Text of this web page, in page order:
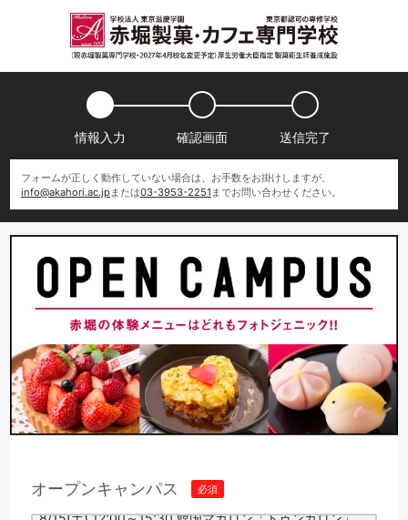
情報入力 確認画面 送信完了
フォームが正しく動作していない場合は、お手数をお掛けしますが、
info@akahori.ac.jpまたは03-3953-2251 までお問い合わせください。
オープンキャンパス 必須